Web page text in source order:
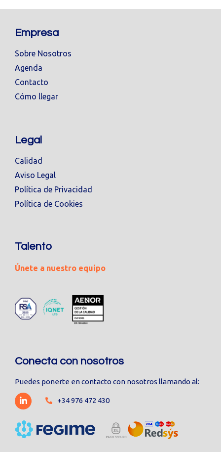
Empresa
Sobre Nosotros
Agenda
Contacto
Cómo llegar
Legal
Calidad
Aviso Legal
Política de Privacidad
Política de Cookies
Talento
Únete a nuestro equipo
Conecta con nosotros
Puedes ponerte en contacto con nosotros llamando al:
+34 976 472 430